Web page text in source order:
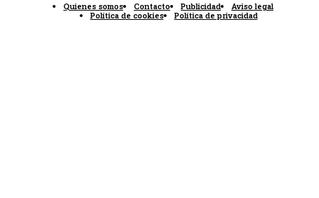
Quienes somos Contacto Publicidad
Aviso legal
Política de cookies
Política de privacidad